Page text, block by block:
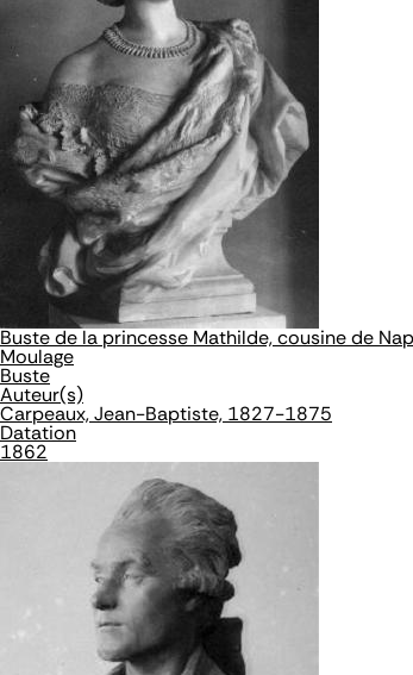
Buste de la princesse Mathilde, cousine de
Moulage
Buste
Auteur(s)
Carpeaux, Jean-Baptiste, 1827-1875
Datation
1862